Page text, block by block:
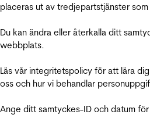
placeras ut av tredjepartstjänster
Du kan ändra eller återkalla ditt
webbplats.
Läs vår integritetspolicy för att lära
oss och hur vi behandlar
Ange ditt samtyckes-ID och datum